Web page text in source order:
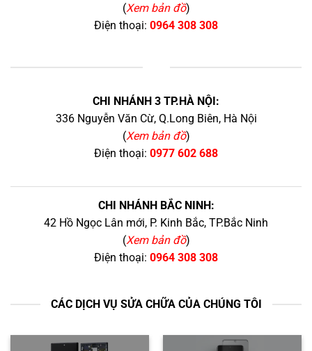
(Xem bản đồ)
Điện thoại: 0964 308 308
CHI NHÁNH 3 TP.HÀ NỘI:
336 Nguyễn Văn Cừ, Q.Long Biên, Hà Nội
(Xem bản đồ)
Điện thoại: 0977 602 688
CHI NHÁNH BẮC NINH:
42 Hồ Ngọc Lân mới, P. Kinh Bắc, TP.Bắc Ninh
(Xem bản đồ)
Điện thoại: 0964 308 308
CÁC DỊCH VỤ SỬA CHỮA CỦA CHÚNG TÔI